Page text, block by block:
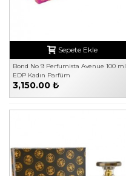
Sepete Ekle
Bond No 9 Perfumista Avenue 100 ml
EDP Kadın Parfüm
3,150.00 ₺